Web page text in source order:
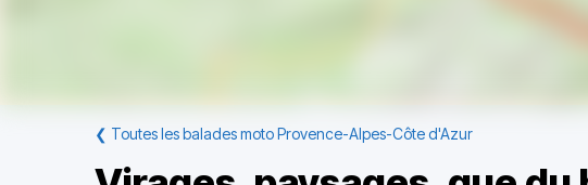
❮ Toutes les balades moto Provence-Alpes-Côte d'Azur